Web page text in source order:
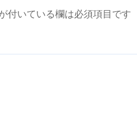
付いている欄は必須項目です